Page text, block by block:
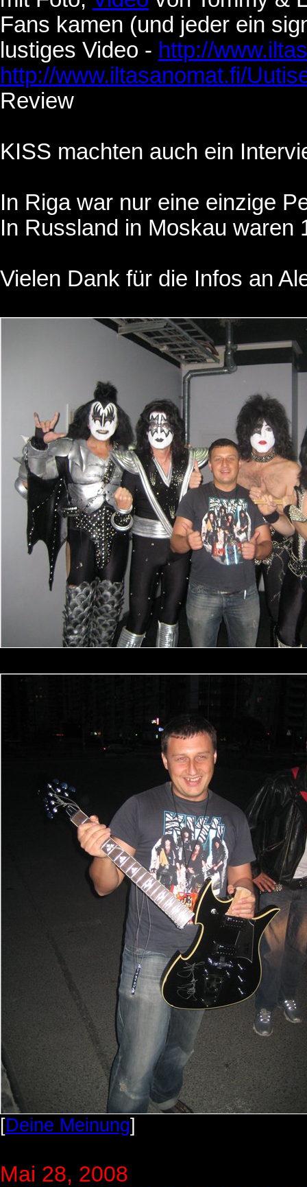
Fans kamen (und jeder ein
lustiges Video - http://
http://www.iltasanomat.fi/
Review
KISS machten auch ein
In Riga war nur eine einzige
In Russland in Moskau waren
Vielen Dank für die Infos an
[Deine Meinung]
Mai 28, 2008